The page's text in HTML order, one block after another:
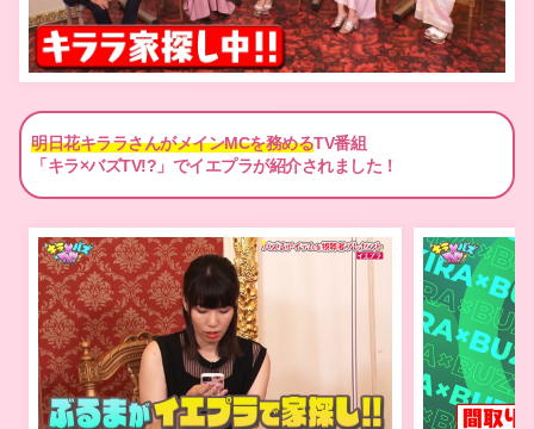
明日花キララさんがメインMCを務めるTV番組
「キラ×バズTV!?」でイエプラが紹介されました！